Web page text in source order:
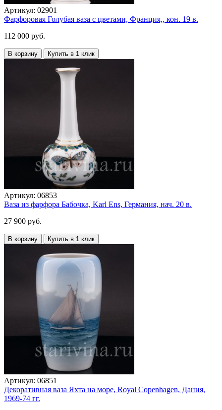
Артикул: 02901
Фарфоровая Голубая ваза с цветами, Франция,, кон. 19 в.
112 000 руб.
В корзину Купить в 1 клик
Артикул: 06853
Ваза из фарфора Бабочка, Karl Ens, Германия, нач. 20 в.
27 900 руб.
В корзину Купить в 1 клик
Артикул: 06851
Декоративная ваза Яхта на море, Royal Copenhagen, Дания,
1969-74 гг.